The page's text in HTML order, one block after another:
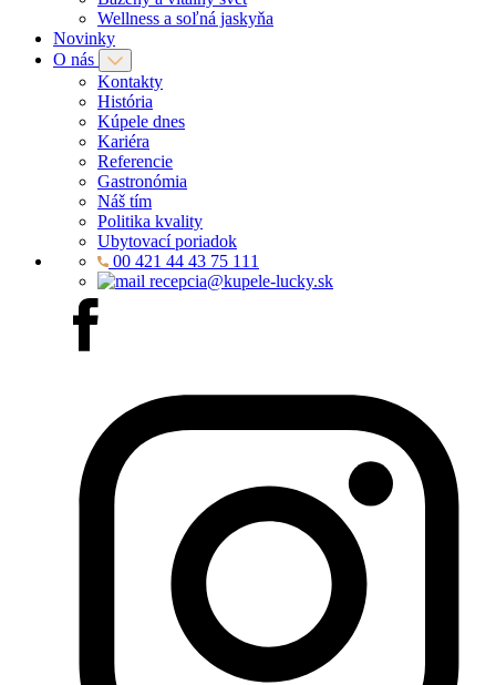
Wellness a soľná jaskyňa
Novinky
O nás
Kontakty
História
Kúpele dnes
Kariéra
Referencie
Gastronómia
Náš tím
Politika kvality
Ubytovací poriadok
00 421 44 43 75 111
recepcia@kupele-lucky.sk